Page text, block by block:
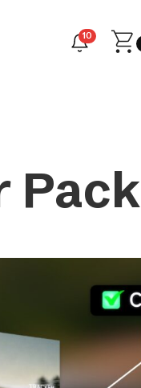
10
Pack